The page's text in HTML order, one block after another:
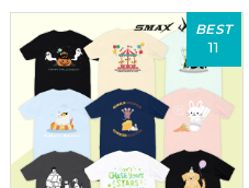
BEST
11